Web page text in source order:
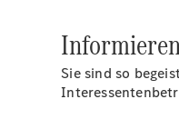
Sie sind so